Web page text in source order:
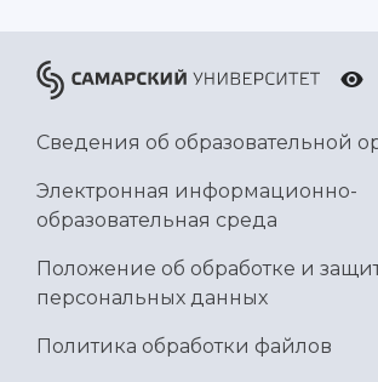
Сведения об образовательной
Электронная информационно-
образовательная среда
Положение об обработке и
персональных данных
Политика обработки файлов